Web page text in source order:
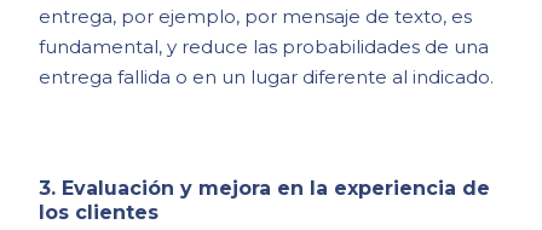
entrega, por ejemplo, por mensaje de texto, es
fundamental, y reduce las probabilidades de una
entrega fallida o en un lugar diferente al indicado.
3. Evaluación y mejora en la experiencia de
los clientes